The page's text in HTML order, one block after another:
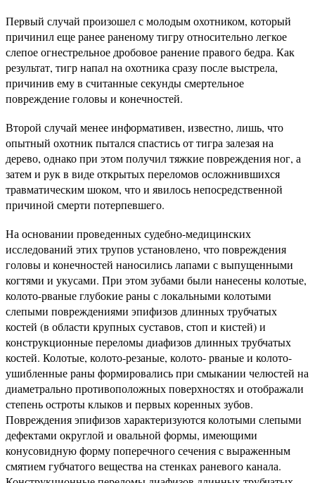
Первый случай произошел с молодым охотником, который
причинил еще ранее раненому тигру относительно легкое
слепое огнестрельное дробовое ранение правого бедра. Как
результат, тигр напал на охотника сразу после выстрела,
причинив ему в считанные секунды смертельное
повреждение головы и конечностей.
Второй случай менее информативен, известно, лишь, что
опытный охотник пытался спастись от тигра залезая на
дерево, однако при этом получил тяжкие повреждения ног, а
затем и рук в виде открытых переломов осложнившихся
травматическим шоком, что и явилось непосредственной
причиной смерти потерпевшего.
На основании проведенных судебно-медицинских
исследований этих трупов установлено, что повреждения
головы и конечностей наносились лапами с выпущенными
когтями и укусами. При этом зубами были нанесены колотые,
колото-рваные глубокие раны с локальными колотыми
слепыми повреждениями эпифизов длинных трубчатых
костей (в области крупных суставов, стоп и кистей) и
конструкционные переломы диафизов длинных трубчатых
костей. Колотые, колото-резаные, колото- рваные и колото-
ушибленные раны формировались при смыкании челюстей на
диаметрально противоположных поверхностях и отображали
степень остроты клыков и первых коренных зубов.
Повреждения эпифизов характеризуются колотыми слепыми
дефектами округлой и овальной формы, имеющими
конусовидную форму поперечного сечения с выраженным
смятием губчатого вещества на стенках раневого канала.